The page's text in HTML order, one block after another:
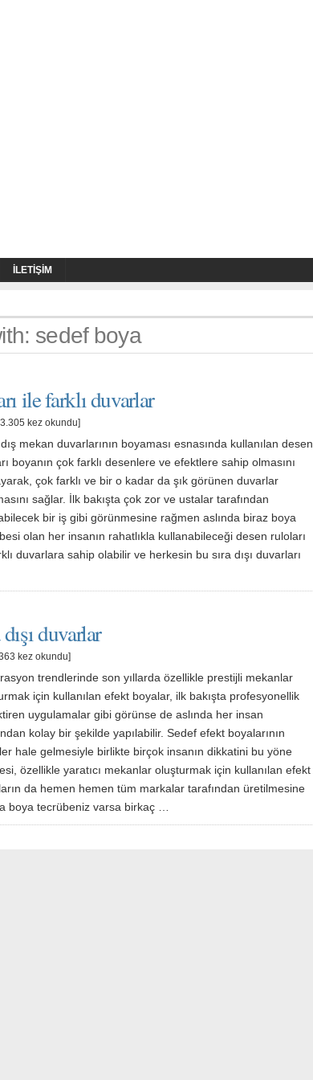
İLETIŞIM
sedef boya
ile farklı duvarlar
kez okundu]
dış mekan duvarlarının boyaması esnasında kullanılan desen
boyanın çok farklı desenlere ve efektlere sahip olmasını
çok farklı ve bir o kadar da şık görünen duvarlar
sağlar. İlk bakışta çok zor ve ustalar tarafından
bir iş gibi görünmesine rağmen aslında biraz boya
olan her insanın rahatlıkla kullanabileceği desen ruloları
duvarlara sahip olabilir ve herkesin bu sıra dışı duvarları
duvarlar
kez okundu]
trendlerinde son yıllarda özellikle prestijli mekanlar
için kullanılan efekt boyalar, ilk bakışta profesyonellik
uygulamalar gibi görünse de aslında her insan
kolay bir şekilde yapılabilir. Sedef efekt boyalarının
hale gelmesiyle birlikte birçok insanın dikkatini bu yöne
özellikle yaratıcı mekanlar oluşturmak için kullanılan efekt
da hemen hemen tüm markalar tarafından üretilmesine
boya tecrübeniz varsa birkaç …